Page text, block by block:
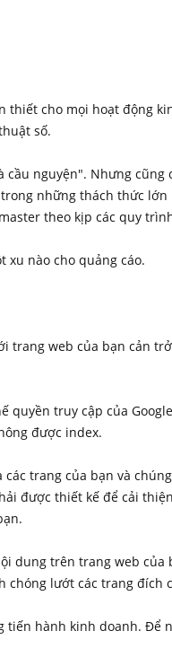
cho mọi hoạt động
số.
nguyện". Nhưng cũng
những thách thức
theo kịp các quy
xu nào cho quảng cáo.
trang web của bạn cản
quyền truy cập của
được index.
trang của bạn và
được thiết kế để cải
dung trên trang web
chóng lướt các trang đích
tiến hành kinh doanh. Để